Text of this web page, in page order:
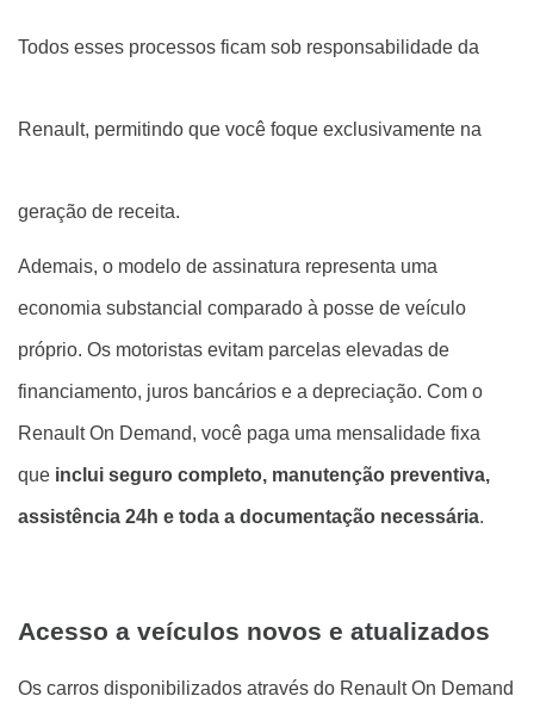
Todos esses processos ficam sob responsabilidade da
Renault, permitindo que você foque exclusivamente na
geração de receita.
Ademais, o modelo de assinatura representa uma
economia substancial comparado à posse de veículo
próprio. Os motoristas evitam parcelas elevadas de
financiamento, juros bancários e a depreciação. Com o
Renault On Demand, você paga uma mensalidade fixa
que inclui seguro completo, manutenção preventiva,
assistência 24h e toda a documentação necessária.
Acesso a veículos novos e atualizados
Os carros disponibilizados através do Renault On Demand